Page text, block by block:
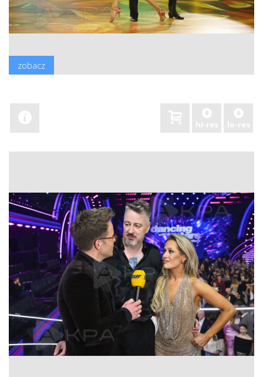
zobacz
hi-res lo-res